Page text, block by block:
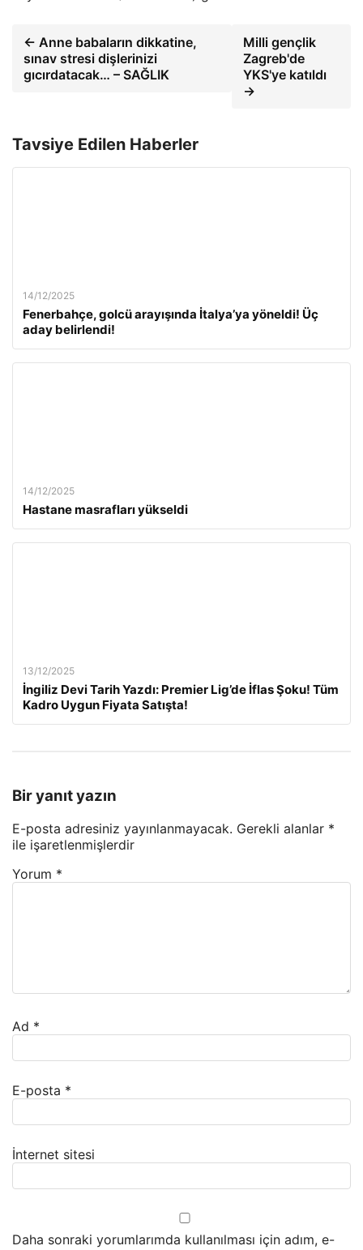
← Anne babaların dikkatine,
sınav stresi dişlerinizi
gıcırdatacak… – SAĞLIK
Milli gençlik
Zagreb'de
YKS'ye katıldı
→
Tavsiye Edilen Haberler
14/12/2025
Fenerbahçe, golcü arayışında İtalya’ya yöneldi! Üç
aday belirlendi!
14/12/2025
Hastane masrafları yükseldi
13/12/2025
İngiliz Devi Tarih Yazdı: Premier Lig’de İflas Şoku! Tüm
Kadro Uygun Fiyata Satışta!
Bir yanıt yazın
E-posta adresiniz yayınlanmayacak. Gerekli alanlar *
ile işaretlenmişlerdir
Yorum *
Ad *
E-posta *
İnternet sitesi
Daha sonraki yorumlarımda kullanılması için adım, e-